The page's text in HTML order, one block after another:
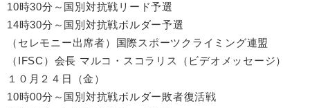
10時30分～国別対抗戦リード予選
14時30分～国別対抗戦ボルダー予選
（セレモニー出席者）国際スポーツクライミング連盟
（IFSC）会長 マルコ・スコラリス（ビデオメッセージ）
１０月２４日（金）
10時00分～国別対抗戦ボルダー敗者復活戦